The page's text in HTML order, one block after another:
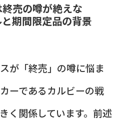
売の噂が絶えな
期間限定品の背景
が「終売」の噂に悩ま
ーであるカルビーの戦
く関係しています。前述